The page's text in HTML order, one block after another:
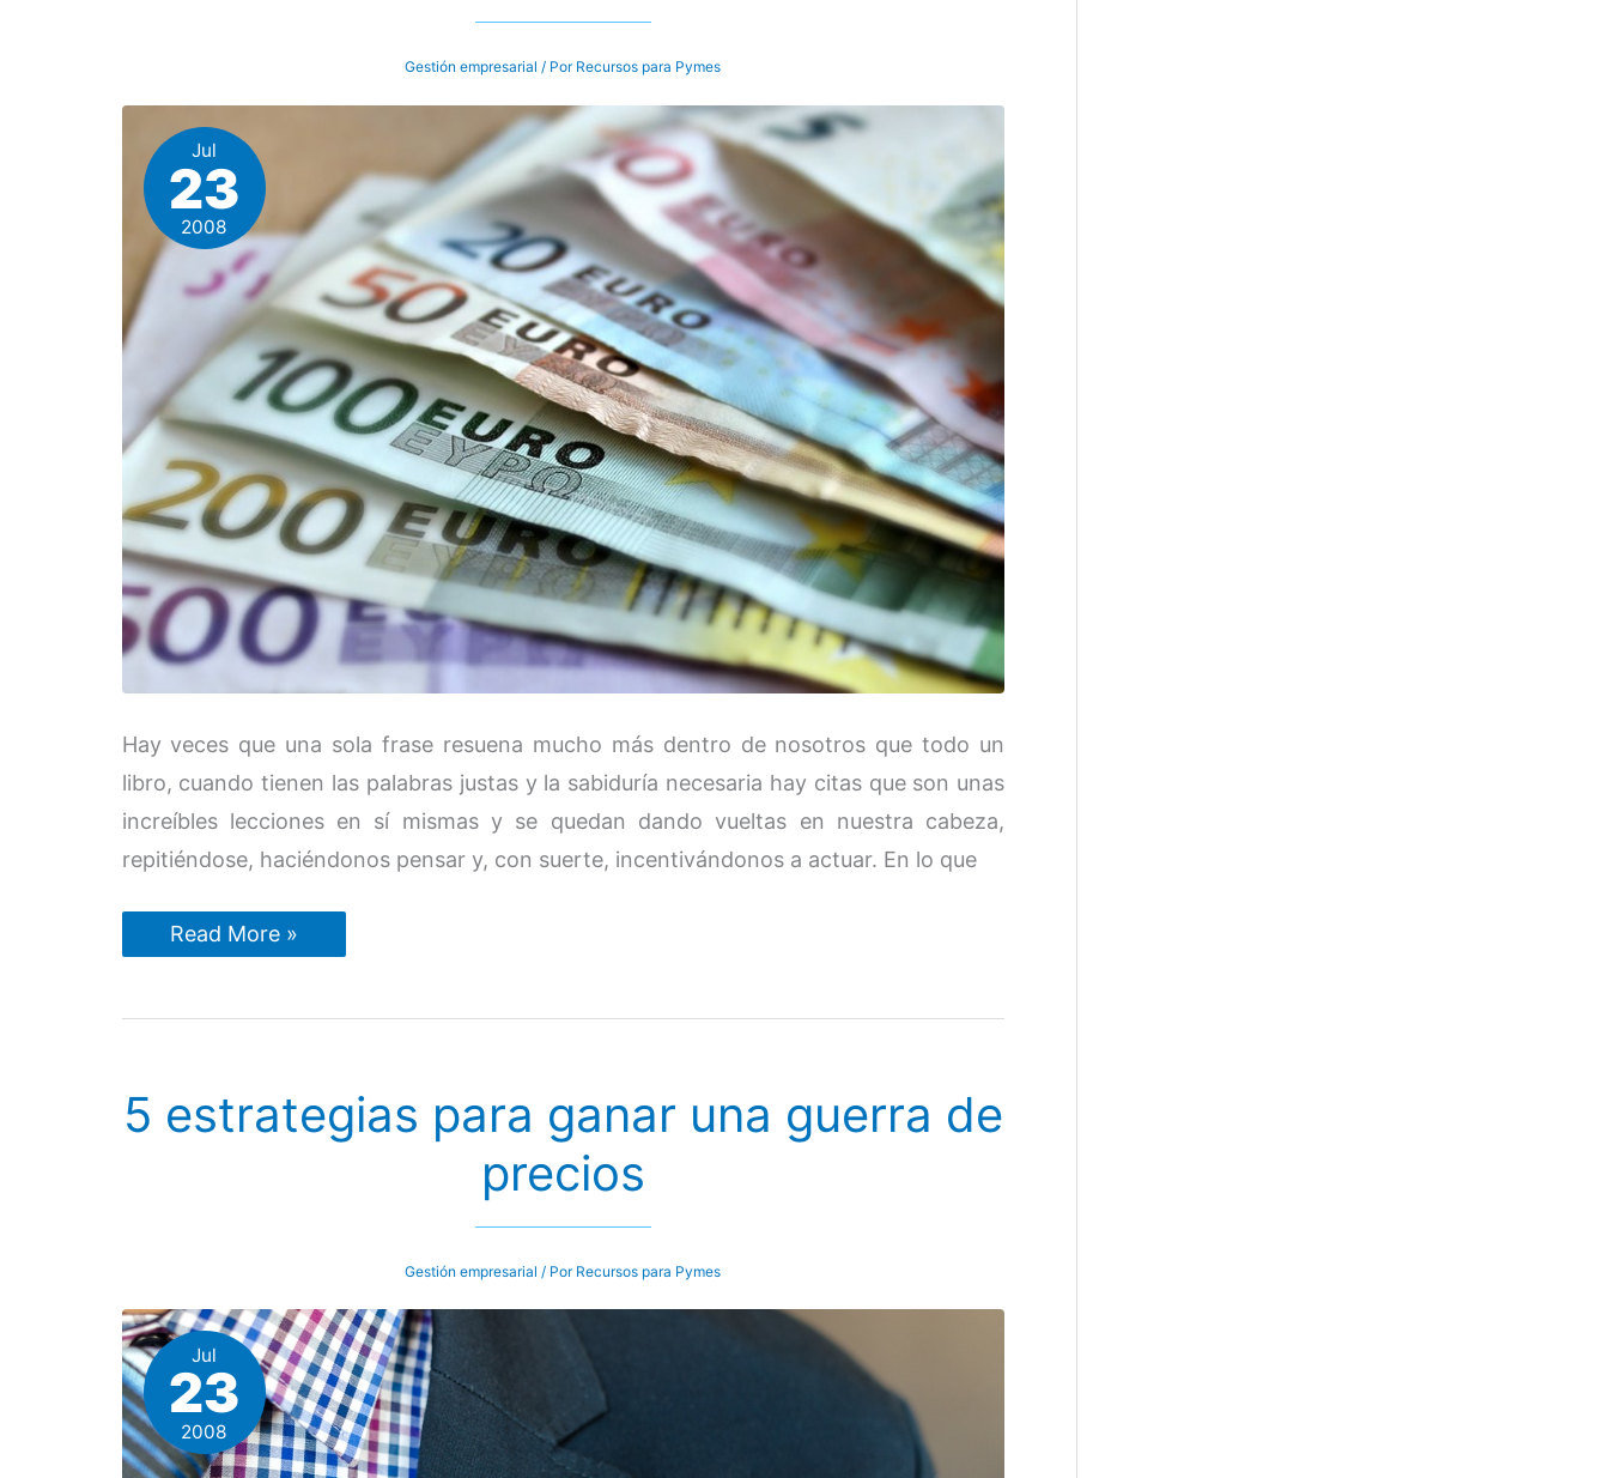
Gestión empresarial / Por Recursos para Pymes
Jul
23
2008
Hay veces que una sola frase resuena mucho más dentro de nosotros que todo un
libro, cuando tienen las palabras justas y la sabiduría necesaria hay citas que son unas
increíbles lecciones en sí mismas y se quedan dando vueltas en nuestra cabeza,
repitiéndose, haciéndonos pensar y, con suerte, incentivándonos a actuar. En lo que
Lecciones
de
una
Read More »
5 estrategias para ganar una guerra de
precios
Gestión empresarial / Por Recursos para Pymes
Jul
23
2008